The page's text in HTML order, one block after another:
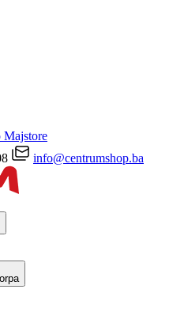
Majstore
info@centrumshop.ba